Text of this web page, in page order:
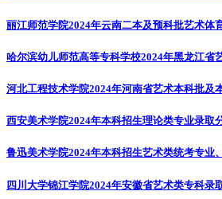
丽江师范学院2024年云南二本及预科批艺术体
哈尔滨幼儿师范高等专科学校2024年黑龙江省
河北工程技术学院2024年河南省艺术本科批及
西安美术学院2024年本科招生理论类专业录取
鲁迅美术学院2024年本科招生艺术类统考专业
四川大学锦江学院2024年安徽省艺术类专科录